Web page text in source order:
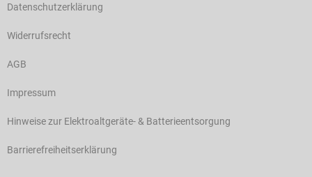
Datenschutzerklärung
Widerrufsrecht
AGB
Impressum
Hinweise zur Elektroaltgeräte- & Batterieentsorgung
Barrierefreiheitserklärung